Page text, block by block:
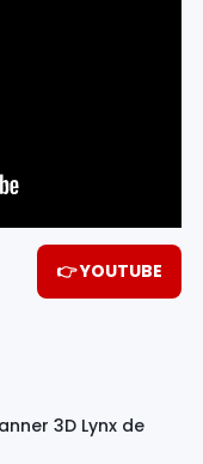
👉 YOUTUBE
3D Lynx de